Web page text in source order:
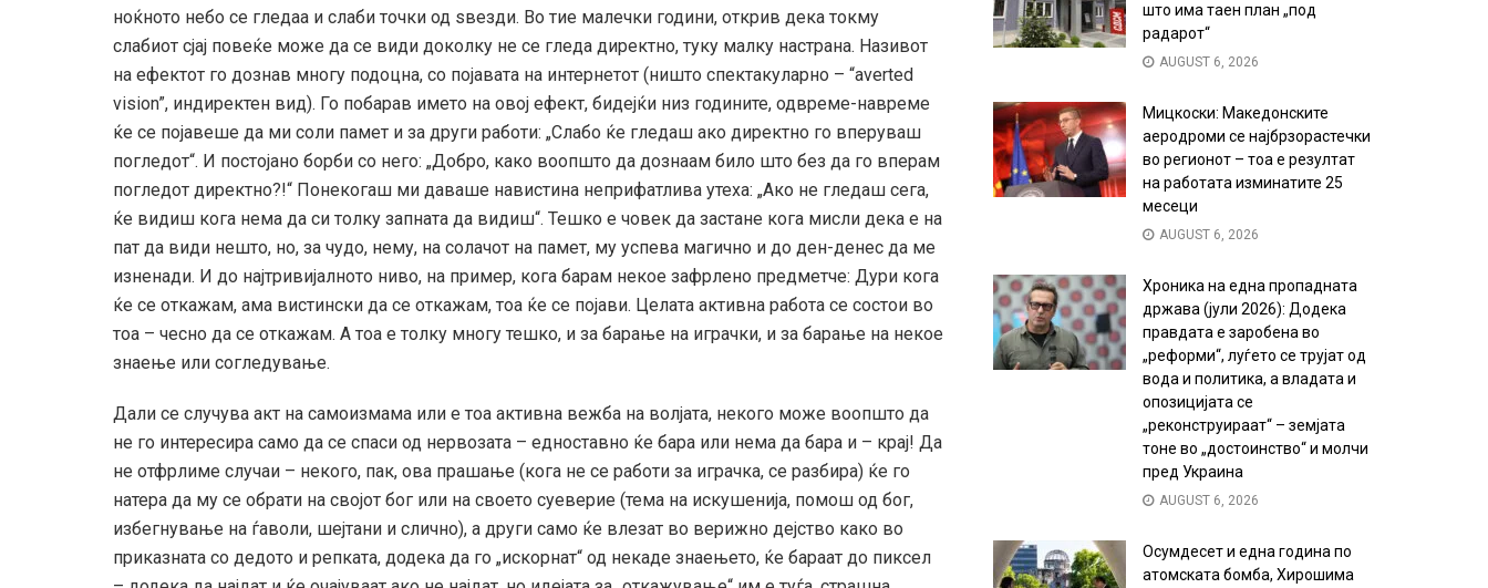
ноќното небо се гледаа и слаби точки од ѕвезди. Во тие малечки години, открив дека токму
слабиот сјај повеќе може да се види доколку не се гледа директно, туку малку настрана. Називот
на ефектот го дознав многу подоцна, со појавата на интернетот (ништо спектакуларно – “averted
vision”, индиректен вид). Го побарав името на овој ефект, бидејќи низ годините, одвреме-навреме
ќе се појавеше да ми соли памет и за други работи: „Слабо ќе гледаш ако директно го вперуваш
погледот“. И постојано борби со него: „Добро, како воопшто да дознаам било што без да го вперам
погледот директно?!“ Понекогаш ми даваше навистина неприфатлива утеха: „Ако не гледаш сега,
ќе видиш кога нема да си толку запната да видиш“. Тешко е човек да застане кога мисли дека е на
пат да види нешто, но, за чудо, нему, на солачот на памет, му успева магично и до ден-денес да ме
изненади. И до најтривијалното ниво, на пример, кога барам некое зафрлено предметче: Дури кога
ќе се откажам, ама вистински да се откажам, тоа ќе се појави. Целата активна работа се состои во
тоа – чесно да се откажам. А тоа е толку многу тешко, и за барање на играчки, и за барање на некое
знаење или согледување.
Дали се случува акт на самоизмама или е тоа активна вежба на волјата, некого може воопшто да
не го интересира само да се спаси од нервозата – едноставно ќе бара или нема да бара и – крај! Да
не отфрлиме случаи – некого, пак, ова прашање (кога не се работи за играчка, се разбира) ќе го
натера да му се обрати на својот бог или на своето суеверие (тема на искушенија, помош од бог,
избегнување на ѓаволи, шејтани и слично), а други само ќе влезат во верижно дејство како во
приказната со дедото и репката, додека да го „искорнат“ од некаде знаењето, ќе бараат до пиксел
што има таен план „под
радарот“
AUGUST 6, 2026
Мицкоски: Македонските
аеродроми се најбрзорастечки
во регионот – тоа е резултат
на работата изминатите 25
месеци
AUGUST 6, 2026
Хроника на една пропадната
држава (јули 2026): Додека
правдата е заробена во
„реформи“, луѓето се трујат од
вода и политика, а владата и
опозицијата се
„реконструираат“ – земјата
тоне во „достоинство“ и молчи
пред Украина
AUGUST 6, 2026
Осумдесет и една година по
атомската бомба, Хирошима